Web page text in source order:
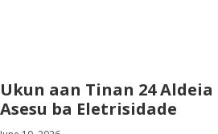
Ukun aan Tinan 24
Asesu ba Eletrisidade